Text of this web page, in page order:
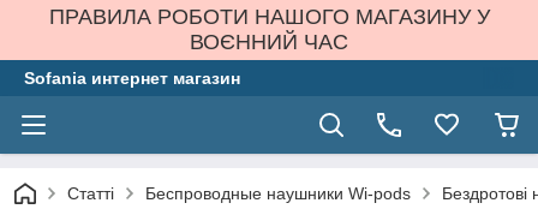
ПРАВИЛА РОБОТИ НАШОГО МАГАЗИНУ У
ВОЄННИЙ ЧАС
Sofania интернет магазин
Статті Беспроводные наушники Wi-pods Бездротові